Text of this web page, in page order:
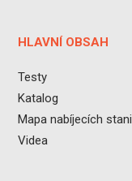
HLAVNÍ OBSAH
Testy
Katalog
Mapa nabíjecích
Videa